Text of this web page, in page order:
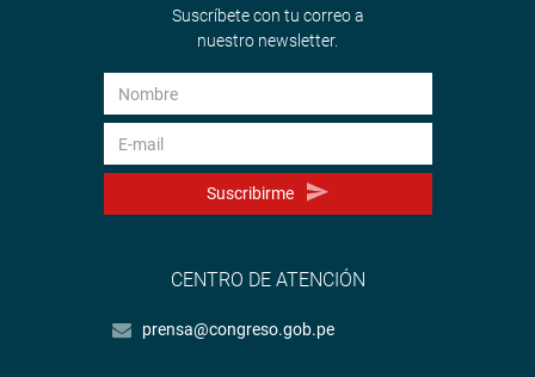
Suscríbete con tu correo a
nuestro newsletter.
Suscribirme
CENTRO DE ATENCIÓN
prensa@congreso.gob.pe